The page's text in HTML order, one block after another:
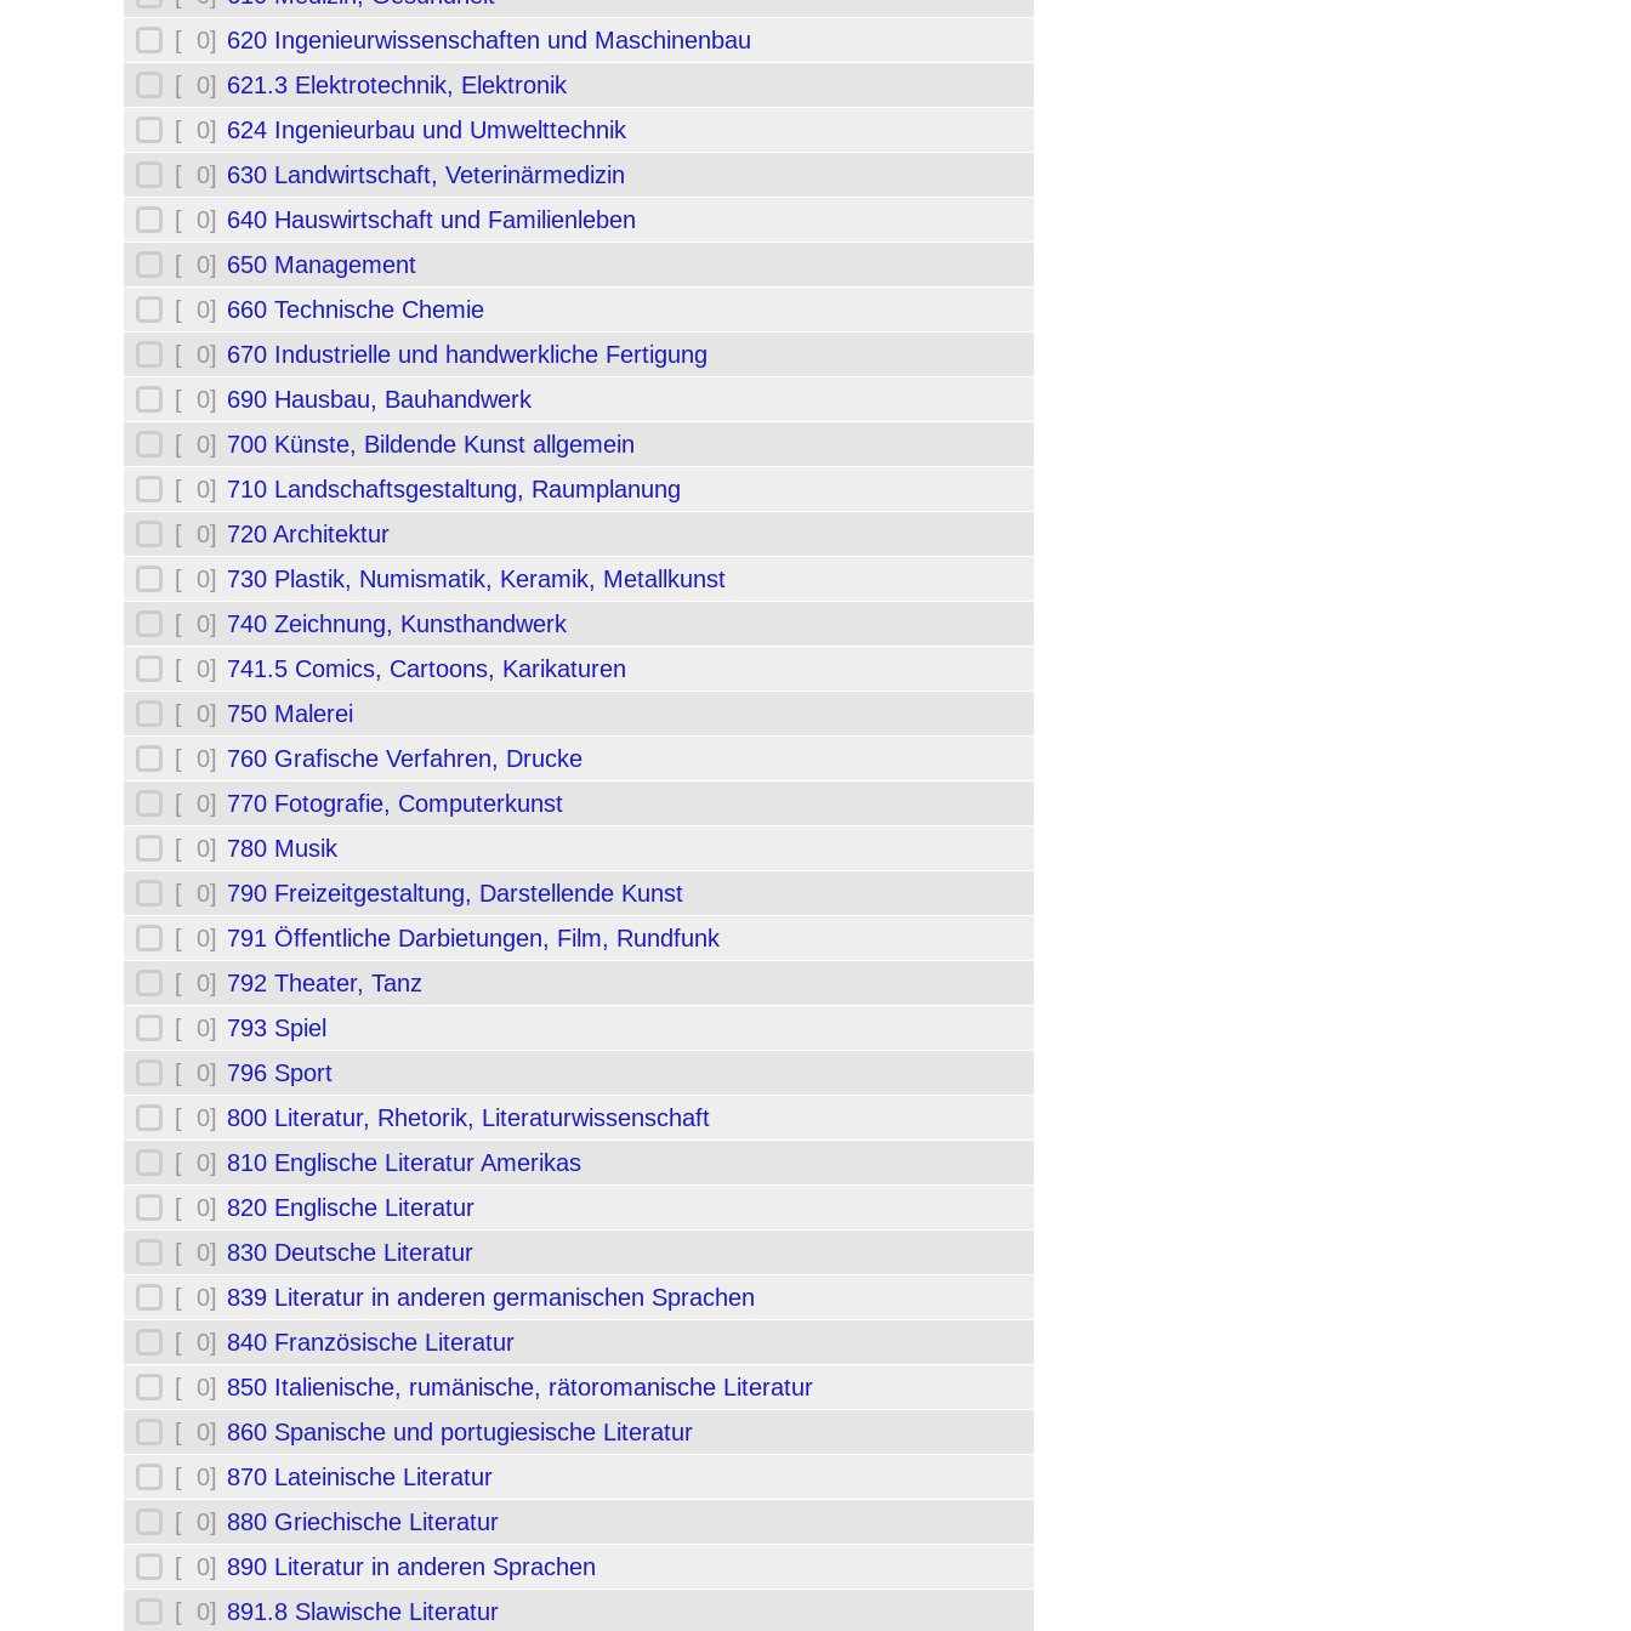
[ 0] 620 Ingenieurwissenschaften und Maschinenbau
[ 0] 621.3 Elektrotechnik, Elektronik
[ 0] 624 Ingenieurbau und Umwelttechnik
[ 0] 630 Landwirtschaft, Veterinärmedizin
[ 0] 640 Hauswirtschaft und Familienleben
[ 0] 650 Management
[ 0] 660 Technische Chemie
[ 0] 670 Industrielle und handwerkliche Fertigung
[ 0] 690 Hausbau, Bauhandwerk
[ 0] 700 Künste, Bildende Kunst allgemein
[ 0] 710 Landschaftsgestaltung, Raumplanung
[ 0] 720 Architektur
[ 0] 730 Plastik, Numismatik, Keramik, Metallkunst
[ 0] 740 Zeichnung, Kunsthandwerk
[ 0] 741.5 Comics, Cartoons, Karikaturen
[ 0] 750 Malerei
[ 0] 760 Grafische Verfahren, Drucke
[ 0] 770 Fotografie, Computerkunst
[ 0] 780 Musik
[ 0] 790 Freizeitgestaltung, Darstellende Kunst
[ 0] 791 Öffentliche Darbietungen, Film, Rundfunk
[ 0] 792 Theater, Tanz
[ 0] 793 Spiel
[ 0] 796 Sport
[ 0] 800 Literatur, Rhetorik, Literaturwissenschaft
[ 0] 810 Englische Literatur Amerikas
[ 0] 820 Englische Literatur
[ 0] 830 Deutsche Literatur
[ 0] 839 Literatur in anderen germanischen Sprachen
[ 0] 840 Französische Literatur
[ 0] 850 Italienische, rumänische, rätoromanische Literatur
[ 0] 860 Spanische und portugiesische Literatur
[ 0] 870 Lateinische Literatur
[ 0] 880 Griechische Literatur
[ 0] 890 Literatur in anderen Sprachen
[ 0] 891.8 Slawische Literatur